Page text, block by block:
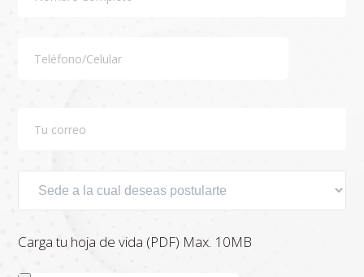
Carga tu hoja de vida (PDF) Max. 10MB